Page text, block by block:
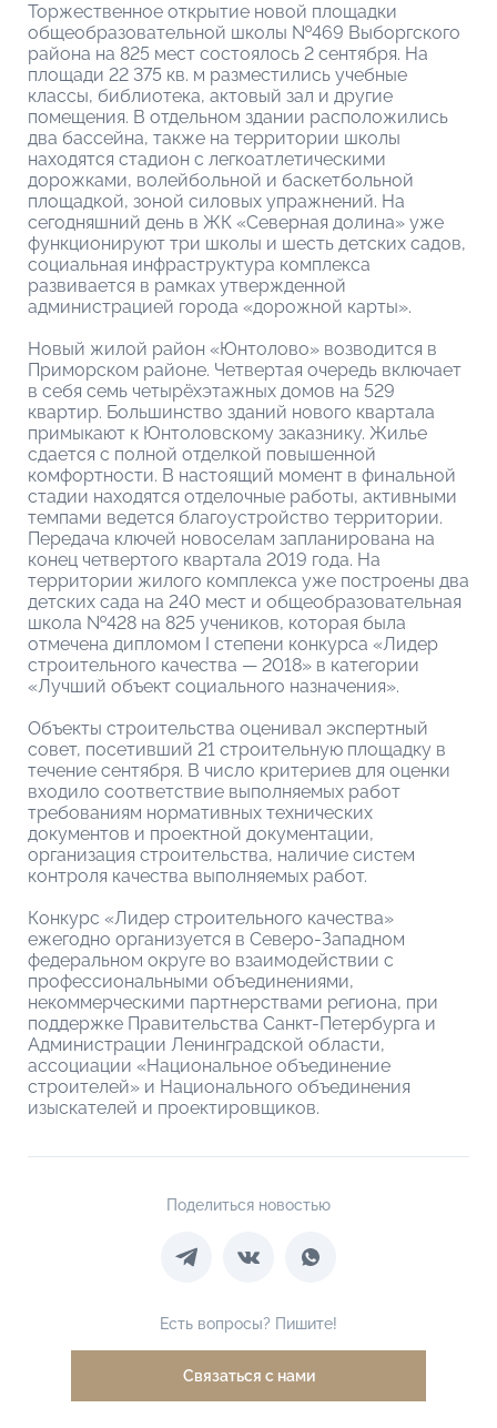
Торжественное открытие новой площадки
общеобразовательной школы №469 Выборгского
района на 825 мест состоялось 2 сентября. На
площади 22 375 кв. м разместились учебные
классы, библиотека, актовый зал и другие
помещения. В отдельном здании расположились
два бассейна, также на территории школы
находятся стадион с легкоатлетическими
дорожками, волейбольной и баскетбольной
площадкой, зоной силовых упражнений. На
сегодняшний день в ЖК «Северная долина» уже
функционируют три школы и шесть детских садов,
социальная инфраструктура комплекса
развивается в рамках утвержденной
администрацией города «дорожной карты».
Новый жилой район «Юнтолово» возводится в
Приморском районе. Четвертая очередь включает
в себя семь четырёхэтажных домов на 529
квартир. Большинство зданий нового квартала
примыкают к Юнтоловскому заказнику. Жилье
сдается с полной отделкой повышенной
комфортности. В настоящий момент в финальной
стадии находятся отделочные работы, активными
темпами ведется благоустройство территории.
Передача ключей новоселам запланирована на
конец четвертого квартала 2019 года. На
территории жилого комплекса уже построены два
детских сада на 240 мест и общеобразовательная
школа №428 на 825 учеников, которая была
отмечена дипломом I степени конкурса «Лидер
строительного качества — 2018» в категории
«Лучший объект социального назначения».
Объекты строительства оценивал экспертный
совет, посетивший 21 строительную площадку в
течение сентября. В число критериев для оценки
входило соответствие выполняемых работ
требованиям нормативных технических
документов и проектной документации,
организация строительства, наличие систем
контроля качества выполняемых работ.
Конкурс «Лидер строительного качества»
ежегодно организуется в Северо-Западном
федеральном округе во взаимодействии с
профессиональными объединениями,
некоммерческими партнерствами региона, при
поддержке Правительства Санкт-Петербурга и
Администрации Ленинградской области,
ассоциации «Национальное объединение
строителей» и Национального объединения
изыскателей и проектировщиков.
Поделиться новостью
Есть вопросы? Пишите!
Связаться с нами